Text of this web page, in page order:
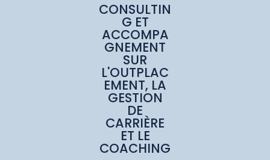
CONSULTIN
G ET
ACCOMPA
GNEMENT
SUR
L'OUTPLAC
EMENT, LA
GESTION
DE
CARRIÈRE
ET LE
COACHING